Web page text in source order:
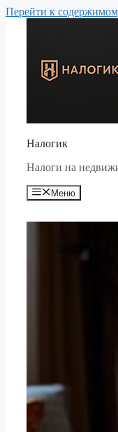
Перейти к
Налогик
Налоги на
Меню